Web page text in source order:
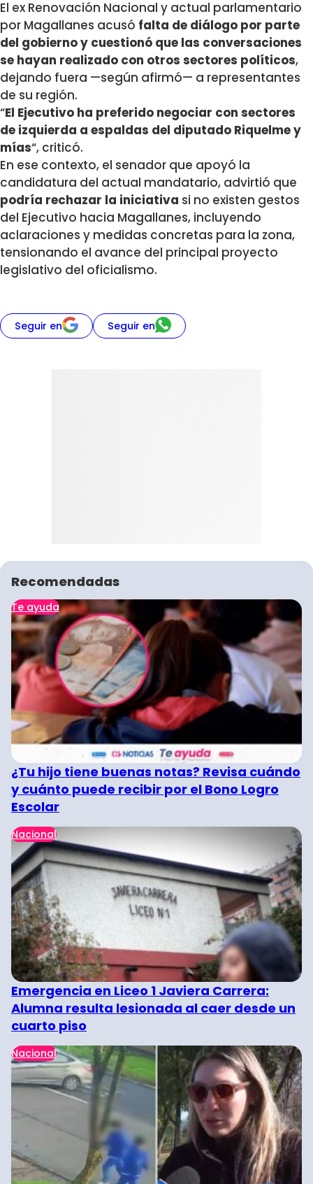
El ex Renovación Nacional y actual parlamentario
por Magallanes acusó falta de diálogo por parte
del gobierno y cuestionó que las conversaciones
se hayan realizado con otros sectores políticos,
dejando fuera —según afirmó— a representantes
de su región.
“El Ejecutivo ha preferido negociar con sectores
de izquierda a espaldas del diputado Riquelme y
mías“, criticó.
En ese contexto, el senador que apoyó la
candidatura del actual mandatario, advirtió que
podría rechazar la iniciativa si no existen gestos
del Ejecutivo hacia Magallanes, incluyendo
aclaraciones y medidas concretas para la zona,
tensionando el avance del principal proyecto
legislativo del oficialismo.
Seguir en Seguir en
Recomendadas
Te ayuda
¿Tu hijo tiene buenas notas? Revisa cuándo
y cuánto puede recibir por el Bono Logro
Escolar
Nacional
Emergencia en Liceo 1 Javiera Carrera:
Alumna resulta lesionada al caer desde un
cuarto piso
Nacional